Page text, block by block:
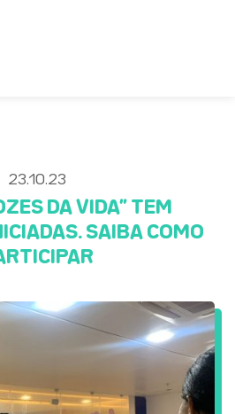
23.10.23
DA VIDA” TEM
SAIBA COMO